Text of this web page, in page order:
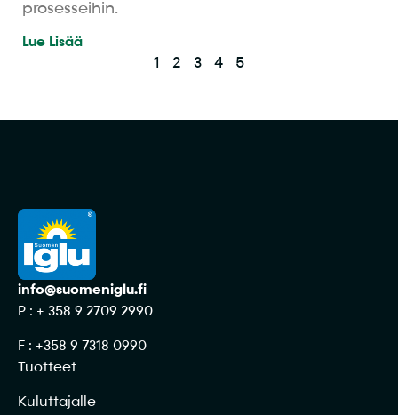
prosesseihin.
Lue Lisää
1 2 3 4 5
info@suomeniglu.fi
P : + 358 9 2709 2990
F : +358 9 7318 0990
Tuotteet
Kuluttajalle